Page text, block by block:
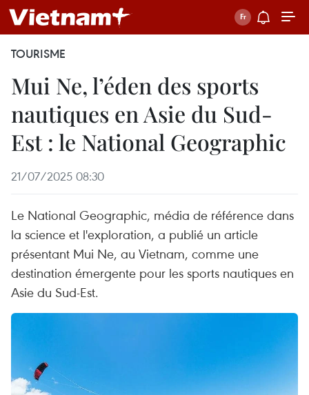
TOURISME
Mui Ne, l’éden des sports
nautiques en Asie du Sud-
Est : le National Geographic
21/07/2025 08:30
Le National Geographic, média de référence dans
la science et l'exploration, a publié un article
présentant Mui Ne, au Vietnam, comme une
destination émergente pour les sports nautiques en
Asie du Sud-Est.